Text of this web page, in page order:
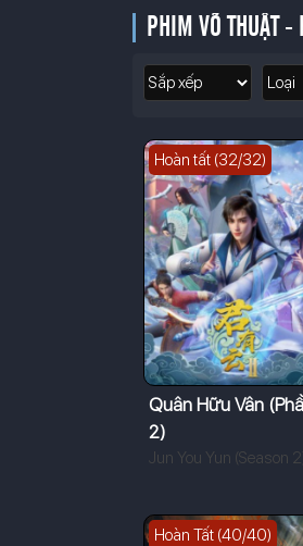
PHIM VÕ THUẬT
Hoàn tất (32/32)
Quân Hữu Vân
2)
Hoàn Tất (40/40)